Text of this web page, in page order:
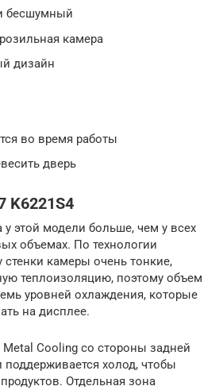
бесшумный
камера
дизайн
во время работы
дверь
K6221S4
этой модели больше, чем у всех
объемах. По технологии
стенки камеры очень тонкие,
теплоизоляцию, поэтому объем
уровней охлаждения, которые
на дисплее.
Cooling со стороны задней
поддерживается холод, чтобы
Отдельная зона